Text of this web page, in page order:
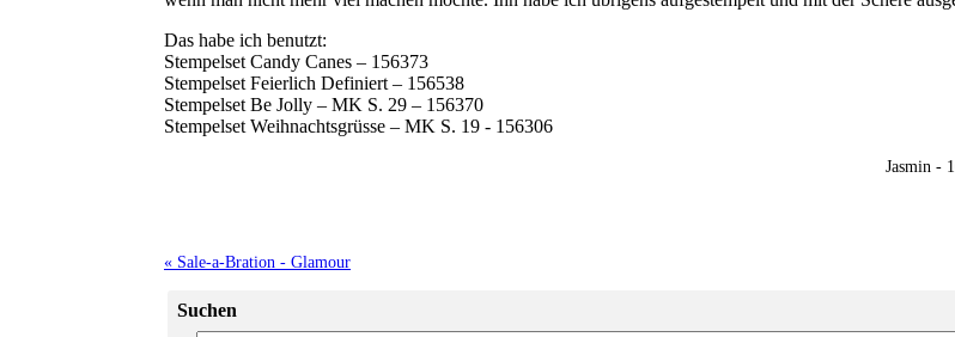
Das habe ich benutzt:
Stempelset Candy Canes – 156373
Stempelset Feierlich Definiert – 156538
Stempelset Be Jolly – MK S. 29 – 156370
Stempelset Weihnachtsgrüsse – MK S. 19 - 156306
Jasmin -
« Sale-a-Bration - Glamour
Suchen